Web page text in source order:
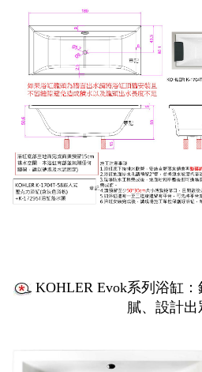
KOHLER Evok系列浴缸：
膩、設計出